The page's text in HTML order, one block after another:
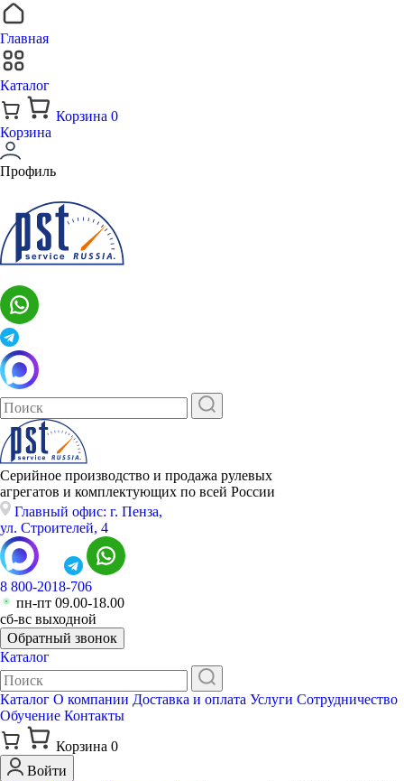
Главная
Каталог
Корзина 0
Корзина
Профиль
Серийное производство и продажа рулевых
агрегатов и комплектующих по всей России
Главный офис: г. Пенза,
ул. Строителей, 4
8 800-2018-706
пн-пт 09.00-18.00
сб-вс выходной
Обратный звонок
Каталог
Каталог О компании Доставка и оплата Услуги Сотрудничество
Обучение Контакты
Корзина 0
Войти